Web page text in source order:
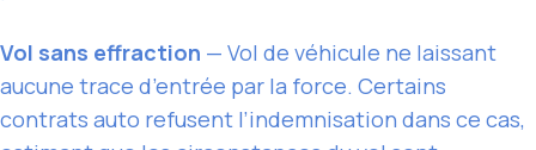
Vol sans effraction — Vol de véhicule ne laissant
aucune trace d’entrée par la force. Certains
contrats auto refusent l’indemnisation dans ce cas,